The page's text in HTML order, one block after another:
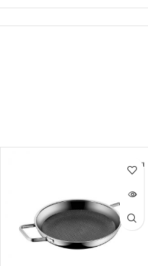
اتمام مو
جودی